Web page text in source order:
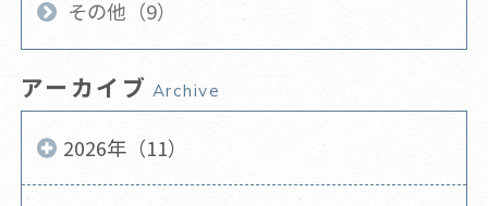
その他（9）
アーカイブ Archive
2026年（11）